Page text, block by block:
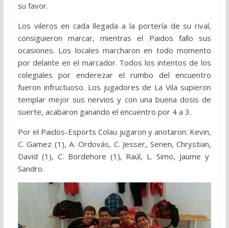
su favor.
Los vileros en cada llegada a la portería de su rival,
consiguieron marcar, mientras el Paidos fallo sus
ocasiones. Los locales marcharon en todo momento
por delante en el marcador. Todos los intentos de los
colegiales por enderezar el rumbo del encuentro
fueron infructuoso. Los jugadores de La Vila supieron
templar mejor sus nervios y con una buena dosis de
suerte, acabaron ganando el encuentro por 4 a 3.
Por el Paidos-Esports Colau jugaron y anotaron: Kevin,
C. Gamez (1), A. Ordovás, C. Jesser, Senen, Chrystian,
David (1), C. Bordehore (1), Raúl, L. Simo, Jaume y
Sandro.